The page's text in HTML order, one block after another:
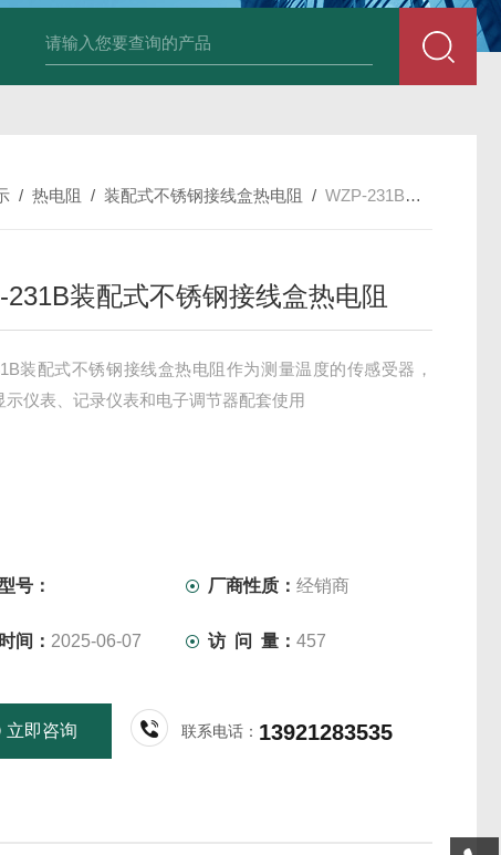
式热电阻 WZP2-731套管式热电阻 塑料液面计
/热电阻 / 装配式不锈钢接线盒热电阻 /WZP-231B装配式不锈钢接线盒热电阻
231B装配式不锈钢接线盒热电阻
装配式不锈钢接线盒热电阻作为测量温度的传感受器，
示仪表、记录仪表和电子调节器配套使用
号： 厂商性质：经销商
间： 2025-06-07 访 问 量：457
立即咨询 联系电话： 13921283535